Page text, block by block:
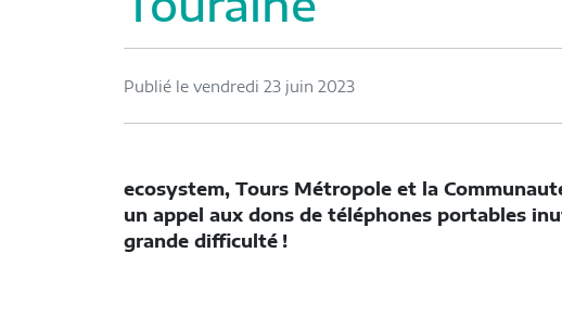
Publié le vendredi 23 juin 2023
ecosystem, Tours Métropole et la
un appel aux dons de téléphones portables
grande difficulté !